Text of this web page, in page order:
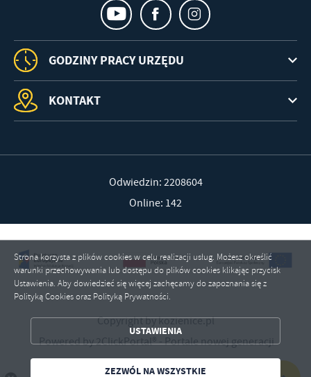
GODZINY PRACY URZĘDU
KONTAKT
Odwiedzin: 2208604
Online: 142
Copyright by kozienice.pl
Powered by2ClickPortal®- Portale nowej generacji
Strona korzysta z plików cookies w celu realizacji usług. Możesz określić
warunki przechowywania lub dostępu do plików cookies klikając przycisk
Ustawienia. Aby dowiedzieć się więcej zachęcamy do zapoznania się z
Polityką Cookies oraz Polityką Prywatności.
USTAWIENIA
ZEZWÓL NA WSZYSTKIE
ZAPISZ WYBRANE